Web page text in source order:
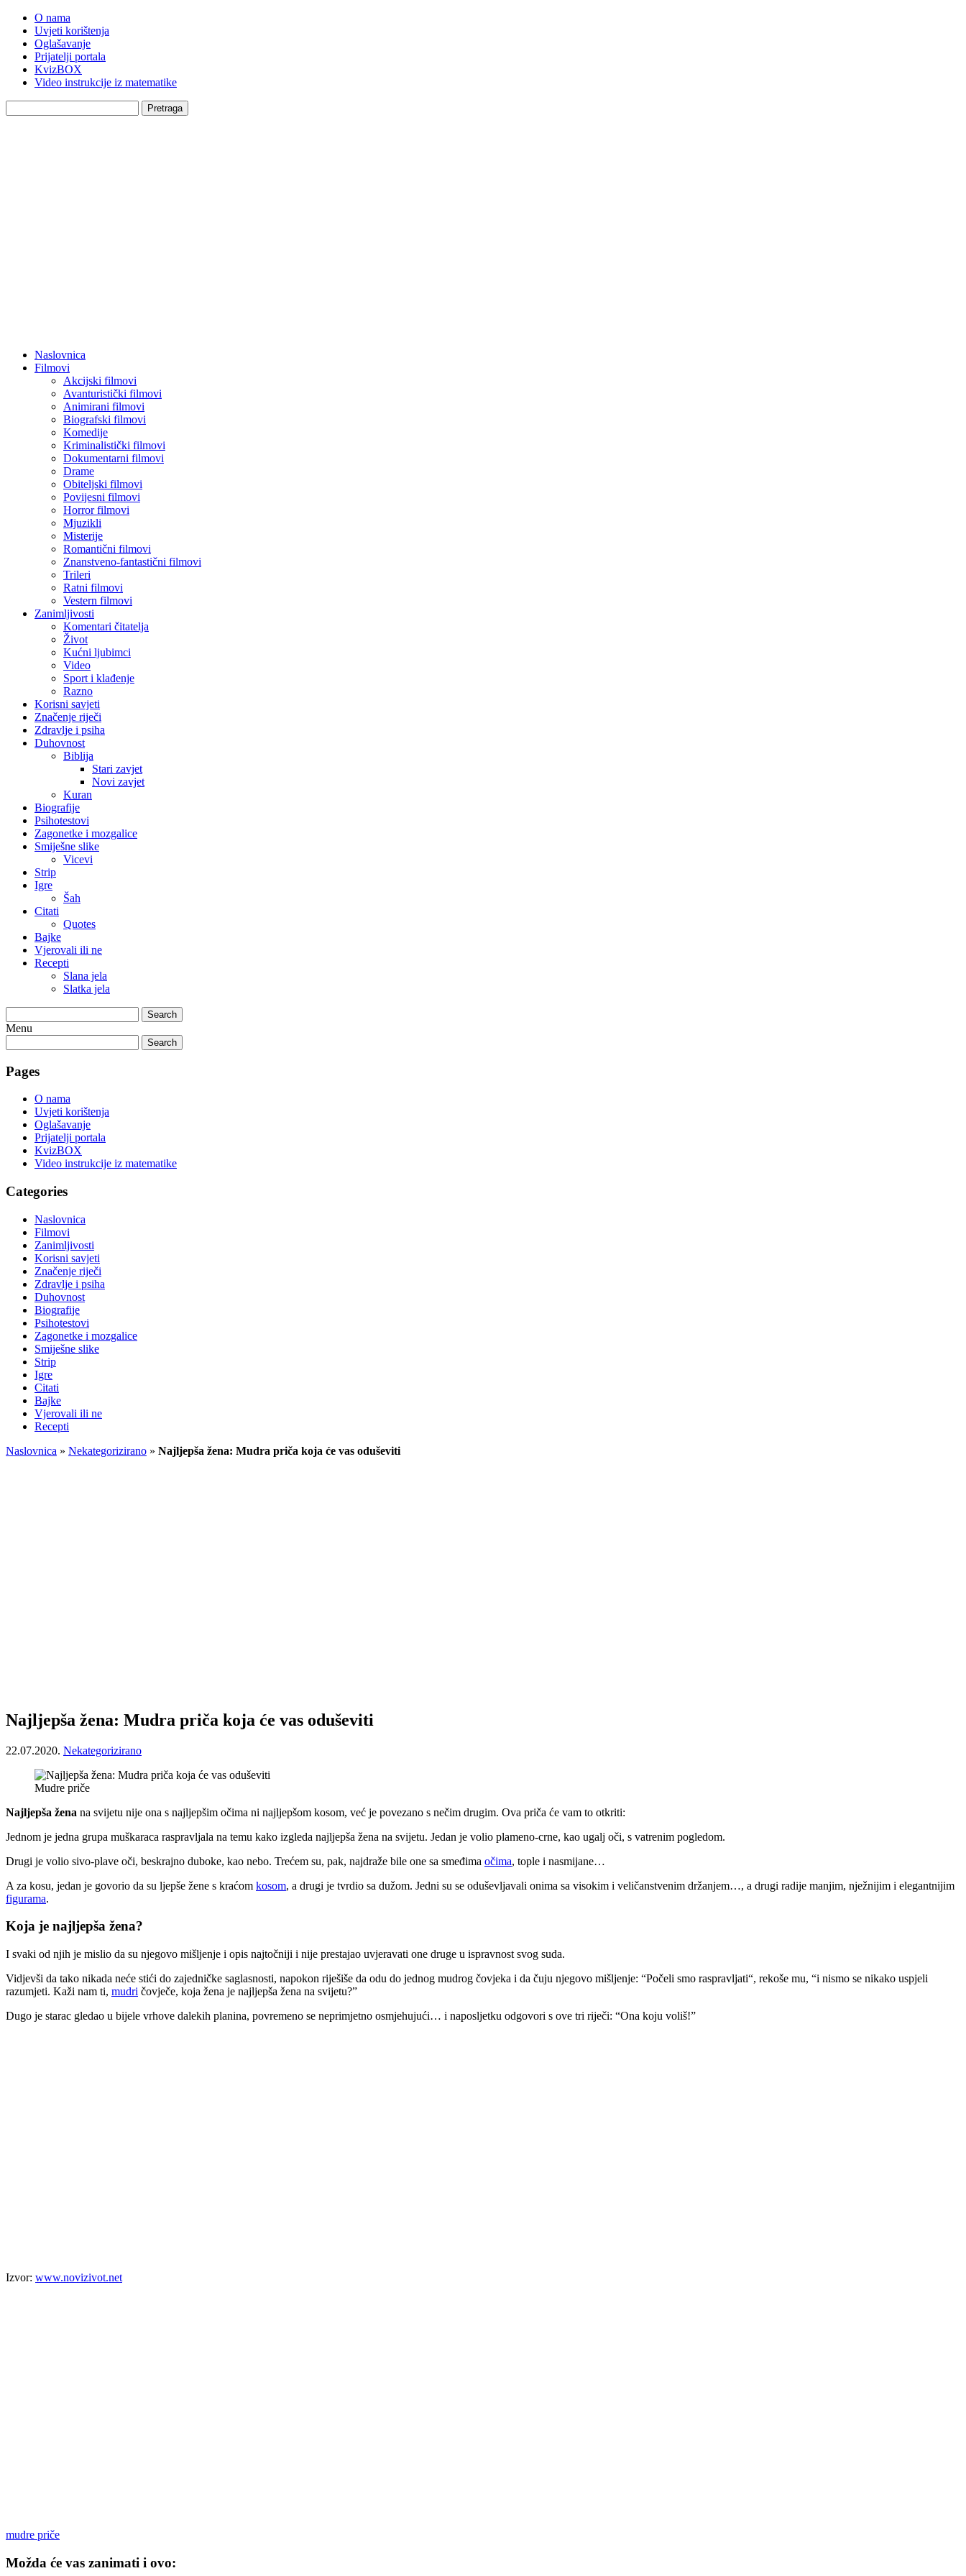
O nama
Uvjeti korištenja
Oglašavanje
Prijatelji portala
KvizBOX
Video instrukcije iz matematike
Pretraga
Naslovnica
Filmovi
Akcijski filmovi
Avanturistički filmovi
Animirani filmovi
Biografski filmovi
Komedije
Kriminalistički filmovi
Dokumentarni filmovi
Drame
Obiteljski filmovi
Povijesni filmovi
Horror filmovi
Mjuzikli
Misterije
Romantični filmovi
Znanstveno-fantastični filmovi
Trileri
Ratni filmovi
Vestern filmovi
Zanimljivosti
Komentari čitatelja
Život
Kućni ljubimci
Video
Sport i klađenje
Razno
Korisni savjeti
Značenje riječi
Zdravlje i psiha
Duhovnost
Biblija
Stari zavjet
Novi zavjet
Kuran
Biografije
Psihotestovi
Zagonetke i mozgalice
Smiješne slike
Vicevi
Strip
Igre
Šah
Citati
Quotes
Bajke
Vjerovali ili ne
Recepti
Slana jela
Slatka jela
Search
Menu
Search
Pages
O nama
Uvjeti korištenja
Oglašavanje
Prijatelji portala
KvizBOX
Video instrukcije iz matematike
Categories
Naslovnica
Filmovi
Zanimljivosti
Korisni savjeti
Značenje riječi
Zdravlje i psiha
Duhovnost
Biografije
Psihotestovi
Zagonetke i mozgalice
Smiješne slike
Strip
Igre
Citati
Bajke
Vjerovali ili ne
Recepti
Naslovnica » Nekategorizirano » Najljepša žena: Mudra priča koja će vas oduševiti
Najljepša žena: Mudra priča koja će vas oduševiti
22.07.2020. Nekategorizirano
Mudre priče
Najljepša žena na svijetu nije ona s najljepšim očima ni najljepšom kosom, već je povezano s nečim drugim. Ova priča će vam to otkriti:
Jednom je jedna grupa muškaraca raspravljala na temu kako izgleda najljepša žena na svijetu. Jedan je volio plameno-crne, kao ugalj oči, s vatrenim pogledom.
Drugi je volio sivo-plave oči, beskrajno duboke, kao nebo. Trećem su, pak, najdraže bile one sa smeđima očima, tople i nasmijane…
A za kosu, jedan je govorio da su ljepše žene s kraćom kosom, a drugi je tvrdio sa dužom. Jedni su se oduševljavali onima sa visokim i veličanstvenim držanjem…, a drugi radije manjim, nježnijim i elegantnijim
figurama.
Koja je najljepša žena?
I svaki od njih je mislio da su njegovo mišljenje i opis najtočniji i nije prestajao uvjeravati one druge u ispravnost svog suda.
Vidjevši da tako nikada neće stići do zajedničke saglasnosti, napokon riješiše da odu do jednog mudrog čovjeka i da čuju njegovo mišljenje: “Počeli smo raspravljati“, rekoše mu, “i nismo se nikako uspjeli
razumjeti. Kaži nam ti, mudri čovječe, koja žena je najljepša žena na svijetu?”
Dugo je starac gledao u bijele vrhove dalekih planina, povremeno se neprimjetno osmjehujući… i naposljetku odgovori s ove tri riječi: “Ona koju voliš!”
Izvor: www.novizivot.net
mudre priče
Možda će vas zanimati i ovo: